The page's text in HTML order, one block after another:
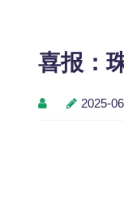
喜报：
2025-